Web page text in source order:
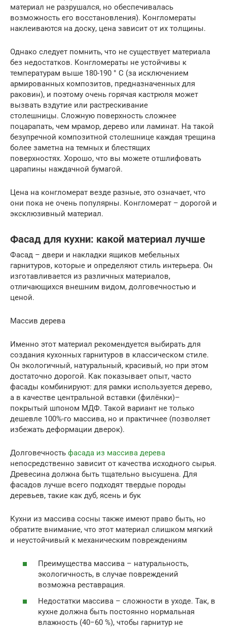
материал не разрушался, но обеспечивалась
возможность его восстановления). Конгломераты
наклеиваются на доску, цена зависит от их толщины.
Однако следует помнить, что не существует материала
без недостатков. Конгломераты не устойчивы к
температурам выше 180-190 ° C (за исключением
армированных композитов, предназначенных для
раковин), и поэтому очень горячая кастрюля может
вызвать вздутие или растрескивание
столешницы. Сложную поверхность сложнее
поцарапать, чем мрамор, дерево или ламинат. На такой
безупречной композитной столешнице каждая трещина
более заметна на темных и блестящих
поверхностях. Хорошо, что вы можете отшлифовать
царапины наждачной бумагой.
Цена на конгломерат везде разные, это означает, что
они пока не очень популярны. Конгломерат – дорогой и
эксклюзивный материал.
Фасад для кухни: какой материал лучше
Фасад – двери и накладки ящиков мебельных
гарнитуров, которые и определяют стиль интерьера. Он
изготавливается из различных материалов,
отличающихся внешним видом, долговечностью и
ценой.
Массив дерева
Именно этот материал рекомендуется выбирать для
создания кухонных гарнитуров в классическом стиле.
Он экологичный, натуральный, красивый, но при этом
достаточно дорогой. Как показывает опыт, часто
фасады комбинируют: для рамки используется дерево,
а в качестве центральной вставки (филёнки)–
покрытый шпоном МДФ. Такой вариант не только
дешевле 100%-го массива, но и практичнее (позволяет
избежать деформации дверок).
Долговечность фасада из массива дерева
непосредственно зависит от качества исходного сырья.
Древесина должна быть тщательно высушена. Для
фасадов лучше всего подходят твердые породы
деревьев, такие как дуб, ясень и бук
Кухни из массива сосны также имеют право быть, но
обратите внимание, что этот материал слишком мягкий
и неустойчивый к механическим повреждениям
Преимущества массива – натуральность,
экологичность, в случае повреждений
возможна реставрация.
Недостатки массива – сложности в уходе. Так, в
кухне должна быть постоянно нормальная
влажность (40−60 %), чтобы гарнитур не